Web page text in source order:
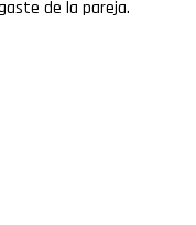
de la pareja.